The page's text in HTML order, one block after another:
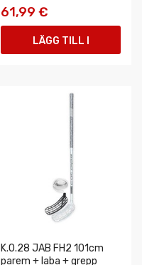
61,99 €
LÄGG TILL I
K.O.28 JAB FH2 101cm
parem + laba + grepp